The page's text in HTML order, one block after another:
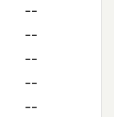
--
--
--
--
--